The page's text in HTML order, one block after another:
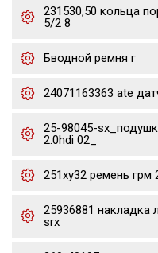
231530,50 кольца
5/2 8
Бводной ремня г
24071163363 ate
25-98045-
2.0hdi 02_
251xy32 ремень грм
25936881 накладка
srx